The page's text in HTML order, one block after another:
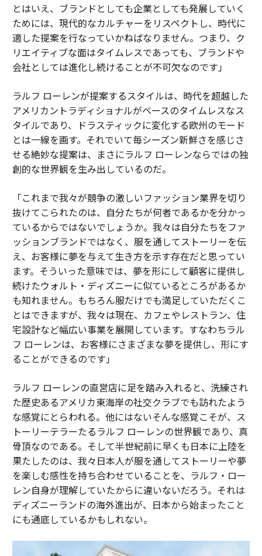
とはいえ、ブランドとしても企業としても発展していく
ためには、現代的なカルチャーをリスペクトし、時代に
適した提案を行なっていかねばなりません。つまり、ク
リエイティブな面はタイムレスであっても、ブランドや
会社としては進化し続けることが不可欠なのです」
ラルフ ローレンが提案するスタイルは、時代を超越した
アメリカントラディショナルがベースのタイムレスなス
タイルであり、ドラスティックに変化する欧州のモード
とは一線を画す。それでいて毎シーズン新鮮さを感じさ
せる絶妙な提案は、まさにラルフ ローレンならではの独
創的な世界観を生み出しているのだ。
「これまで我々が競争の激しいファッション業界を切り
抜けてこられたのは、自分たちが何者であるかを分かっ
ているからではないでしょうか。我々は自分たちをファ
ッションブランドではなく、服を通してストーリーを伝
え、お客様に夢を与えて生き方を示す存在だと思ってい
ます。そういった意味では、夢を形にして顧客に提供し
続けたウォルト・ディズニーに似ているところがあるか
も知れません。もちろん服だけでも満足していただくこ
とはできますが、我々は現在、カフェやレストラン、住
宅設計など幅広い事業を展開しています。すなわちラル
フ ローレンは、お客様にさまざまな夢を提供し、形にす
ることができるのです」
ラルフ ローレンの直営店に足を踏み入れると、洗練され
た歴史あるアメリカ東海岸の社交クラブでも訪れたよう
な感覚にとらわれる。他にはないそんな感覚こそが、ス
トーリーテラーたるラルフ ローレンの世界観であり、真
骨頂なのである。そして半世紀前に早くも日本に上陸を
果たしたのは、我々日本人が服を通してストーリーや夢
を楽しむ感性を持ち合わせていることを、ラルフ・ロー
レン自身が理解していたからに違いないだろう。それは
ディズニーランドの海外進出が、日本から始まったこと
にも通底しているかもしれない。